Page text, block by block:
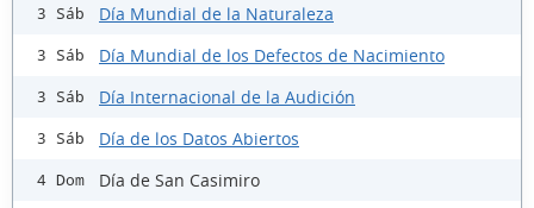
3 Sáb Día Mundial de la Naturaleza
3 Sáb Día Mundial de los Defectos de Nacimiento
3 Sáb Día Internacional de la Audición
3 Sáb Día de los Datos Abiertos
4 Dom Día de San Casimiro